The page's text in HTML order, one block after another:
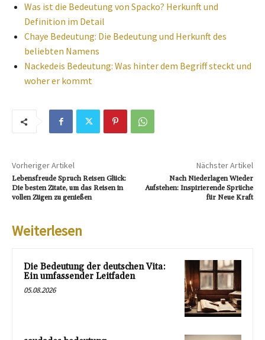
Was ist die Bedeutung von Spacko? Herkunft und
Definition im Detail
Chaye Bedeutung: Die Bedeutung und Herkunft des
beliebten Namens
Nackedeis Bedeutung: Was hinter dem Begriff steckt und
woher er kommt
Vorheriger Artikel
Lebensfreude Spruch Reisen Glück:
Die besten Zitate, um das Reisen in
vollen Zügen zu genießen
Nächster Artikel
Nach Niederlagen Wieder
Aufstehen: Inspirierende Sprüche
für Neue Kraft
Weiterlesen
Die Bedeutung der deutschen Vita:
Ein umfassender Leitfaden
05.08.2026